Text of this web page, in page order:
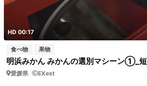
HD 00:17
食べ物 果物
明浜みかん みかんの選別マシーン①_
愛媛県 EXest